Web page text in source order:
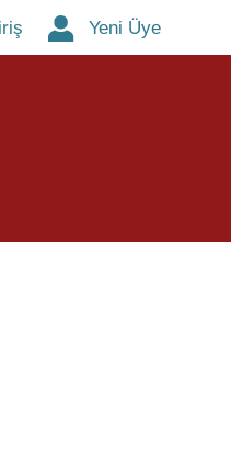
Yeni Üye